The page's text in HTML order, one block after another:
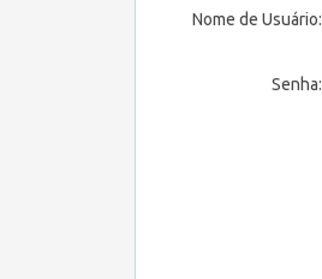
Nome de Usuário:
Senha: